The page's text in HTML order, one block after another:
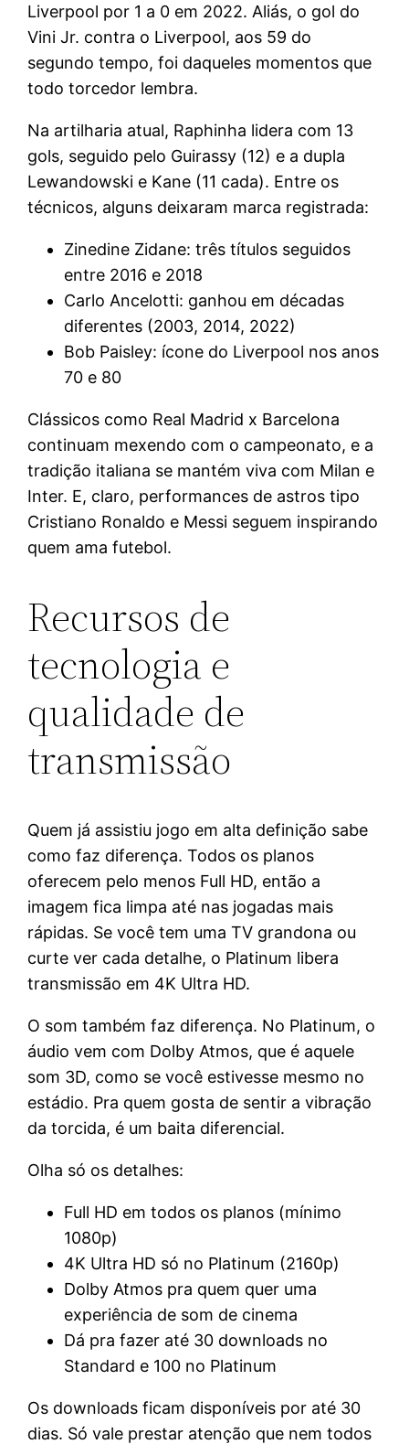
Liverpool por 1 a 0 em 2022. Aliás, o gol do
Vini Jr. contra o Liverpool, aos 59 do
segundo tempo, foi daqueles momentos que
todo torcedor lembra.
Na artilharia atual, Raphinha lidera com 13
gols, seguido pelo Guirassy (12) e a dupla
Lewandowski e Kane (11 cada). Entre os
técnicos, alguns deixaram marca registrada:
Zinedine Zidane: três títulos seguidos
entre 2016 e 2018
Carlo Ancelotti: ganhou em décadas
diferentes (2003, 2014, 2022)
Bob Paisley: ícone do Liverpool nos anos
70 e 80
Clássicos como Real Madrid x Barcelona
continuam mexendo com o campeonato, e a
tradição italiana se mantém viva com Milan e
Inter. E, claro, performances de astros tipo
Cristiano Ronaldo e Messi seguem inspirando
quem ama futebol.
Recursos de
tecnologia e
qualidade de
transmissão
Quem já assistiu jogo em alta definição sabe
como faz diferença. Todos os planos
oferecem pelo menos Full HD, então a
imagem fica limpa até nas jogadas mais
rápidas. Se você tem uma TV grandona ou
curte ver cada detalhe, o Platinum libera
transmissão em 4K Ultra HD.
O som também faz diferença. No Platinum, o
áudio vem com Dolby Atmos, que é aquele
som 3D, como se você estivesse mesmo no
estádio. Pra quem gosta de sentir a vibração
da torcida, é um baita diferencial.
Olha só os detalhes:
Full HD em todos os planos (mínimo
1080p)
4K Ultra HD só no Platinum (2160p)
Dolby Atmos pra quem quer uma
experiência de som de cinema
Dá pra fazer até 30 downloads no
Standard e 100 no Platinum
Os downloads ficam disponíveis por até 30
dias. Só vale prestar atenção que nem todos